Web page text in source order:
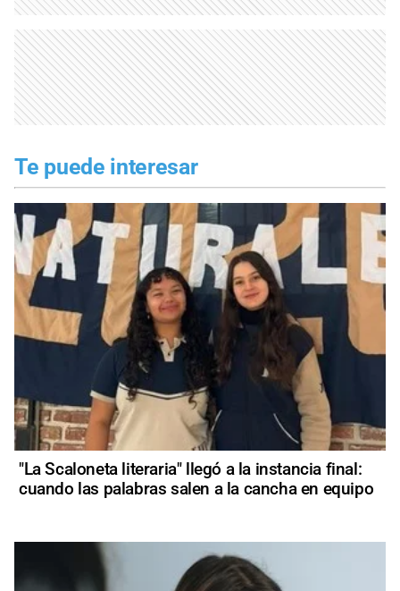
Te puede interesar
"La Scaloneta literaria" llegó a la instancia final:
cuando las palabras salen a la cancha en equipo